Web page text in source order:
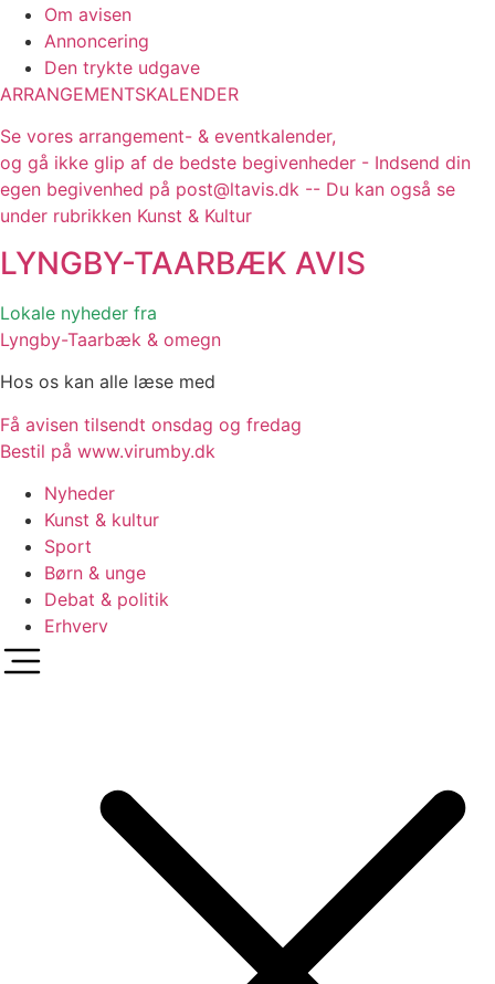
Om avisen
Annoncering
Den trykte udgave
ARRANGEMENTSKALENDER
Se vores arrangement- & eventkalender,
og gå ikke glip af de bedste begivenheder - Indsend din
egen begivenhed på post@ltavis.dk -- Du kan også se
under rubrikken Kunst & Kultur
LYNGBY-TAARBÆK AVIS
Lokale nyheder fra
Lyngby-Taarbæk & omegn
Hos os kan alle læse med
Få avisen tilsendt onsdag og fredag
Bestil på www.virumby.dk
Nyheder
Kunst & kultur
Sport
Børn & unge
Debat & politik
Erhverv